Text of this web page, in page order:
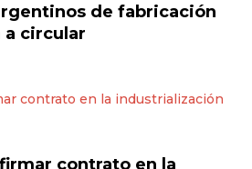
de fabricación
a circular
contrato en la